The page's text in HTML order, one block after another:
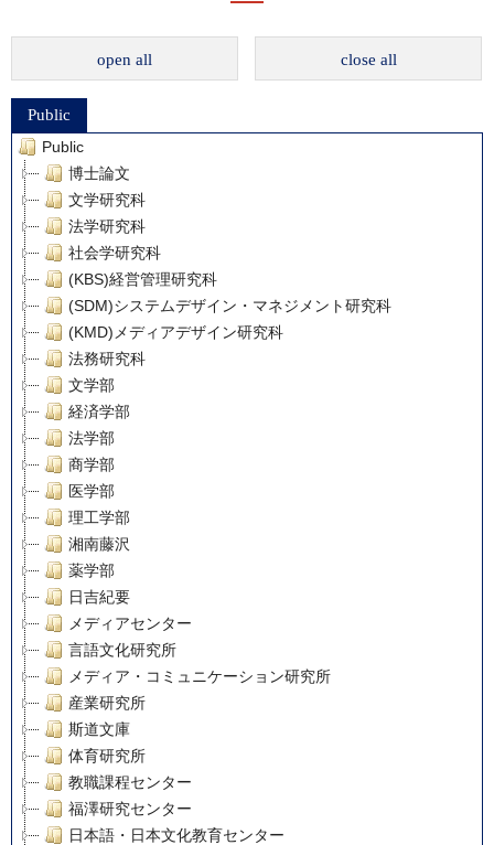
open all close all
Public
Public
博士論文
文学研究科
法学研究科
社会学研究科
(KBS)経営管理研究科
(SDM)システムデザイン・マネジメント研究科
(KMD)メディアデザイン研究科
法務研究科
文学部
経済学部
法学部
商学部
医学部
理工学部
湘南藤沢
薬学部
日吉紀要
メディアセンター
言語文化研究所
メディア・コミュニケーション研究所
産業研究所
斯道文庫
体育研究所
教職課程センター
福澤研究センター
日本語・日本文化教育センター